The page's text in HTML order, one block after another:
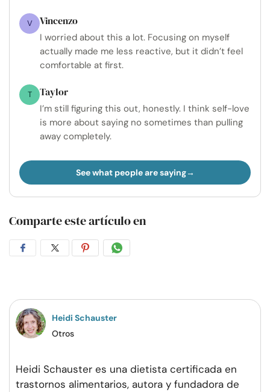
V Vincenzo
I worried about this a lot. Focusing on myself
actually made me less reactive, but it didn’t feel
comfortable at first.
T Taylor
I’m still figuring this out, honestly. I think self-love
is more about saying no sometimes than pulling
away completely.
See what people are saying
Comparte este artículo en
CompartirCompartirCompartirCompartir
Heidi Schauster
Otros
Heidi Schauster es una dietista certificada en
trastornos alimentarios, autora y fundadora de